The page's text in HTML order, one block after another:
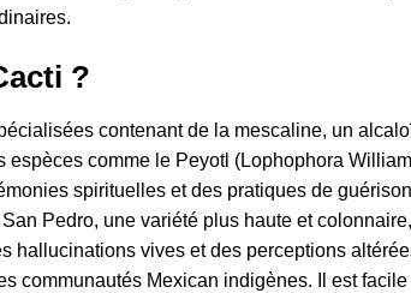
?
contenant de la mescaline, un
espèces comme le Peyotl (Lophophora
spirituelles et des pratiques de
Pedro, une variété plus haute et
hallucinations vives et des perceptions
communautés Mexican indigènes. Il est